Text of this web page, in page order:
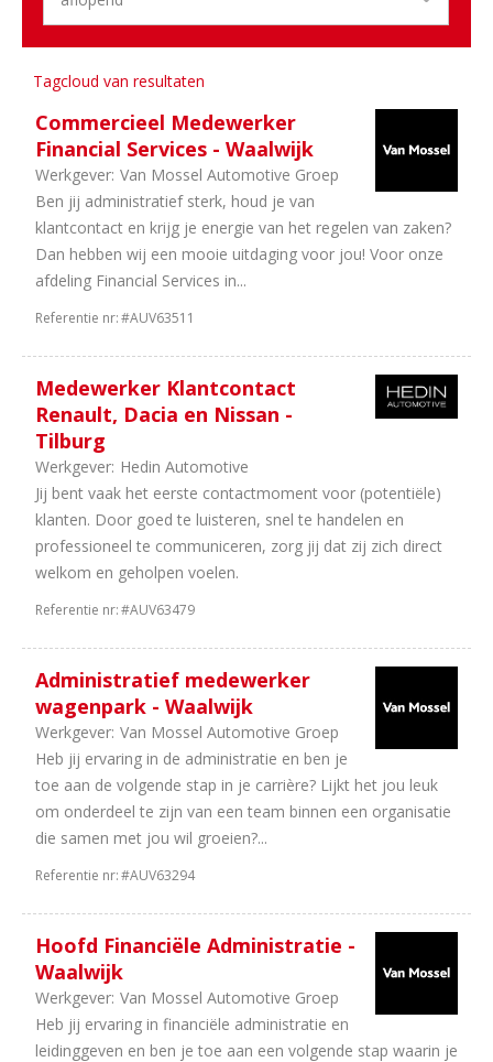
Onderdelen
Banden
wielen
Finance
Motoren
Opleiding
Leasing
Aantal
uren
40
overleg
32
uur
38
uur
24
uur
36
uur
16
uur
20
uur
Tagcloud van resultaten
Commercieel Medewerker
Financial Services - Waalwijk
Werkgever: Van Mossel Automotive Groep
Ben jij administratief sterk, houd je van
klantcontact en krijg je energie van het regelen van zaken?
Dan hebben wij een mooie uitdaging voor jou! Voor onze
afdeling Financial Services in...
Referentie nr:#AUV63511
Medewerker Klantcontact
Renault, Dacia en Nissan -
Tilburg
Werkgever: Hedin Automotive
Jij bent vaak het eerste contactmoment voor (potentiële)
klanten. Door goed te luisteren, snel te handelen en
professioneel te communiceren, zorg jij dat zij zich direct
welkom en geholpen voelen.
Referentie nr:#AUV63479
Administratief medewerker
wagenpark - Waalwijk
Werkgever: Van Mossel Automotive Groep
Heb jij ervaring in de administratie en ben je
toe aan de volgende stap in je carrière? Lijkt het jou leuk
om onderdeel te zijn van een team binnen een organisatie
die samen met jou wil groeien?...
Referentie nr:#AUV63294
Hoofd Financiële Administratie -
Waalwijk
Werkgever: Van Mossel Automotive Groep
Heb jij ervaring in financiële administratie en
leidinggeven en ben je toe aan een volgende stap waarin je